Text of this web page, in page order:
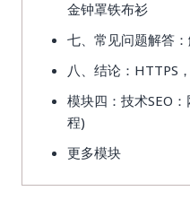
金钟罩铁布衫
七、常见问题解答
八、结论：HTTPS
模块四：技术SEO
程)
更多模块